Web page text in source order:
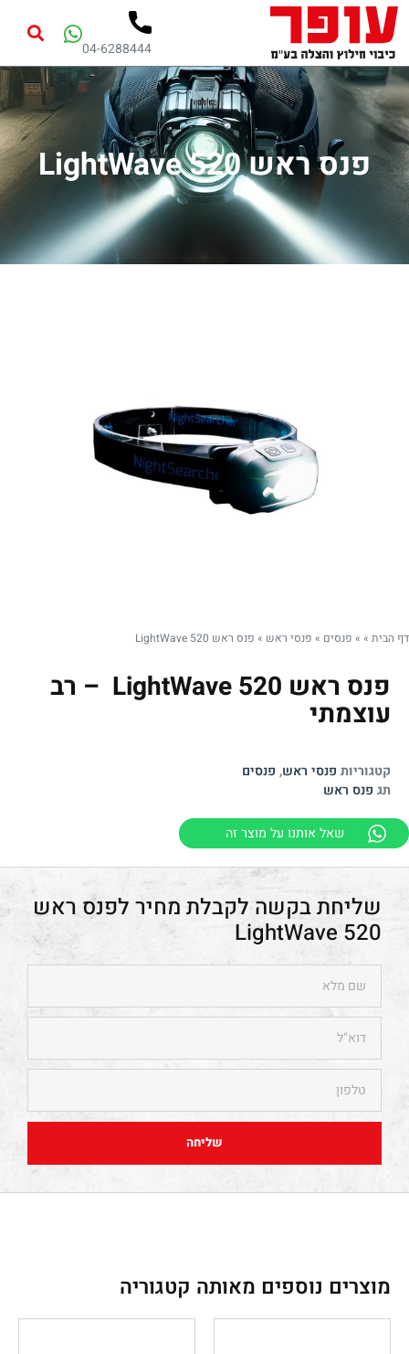
04-6288444
פנס ראש LightWave 520
דף הבית »
» פנסים » פנסי ראש » פנס ראש LightWave 520
פנס ראש LightWave 520 – רב
עוצמתי
קטגוריות פנסי ראש, פנסים
תג פנס ראש
שאל אותנו על מוצר זה
פנס ראש
LightWave 520
שליחה
מוצרים נוספים מאותה קטגוריה